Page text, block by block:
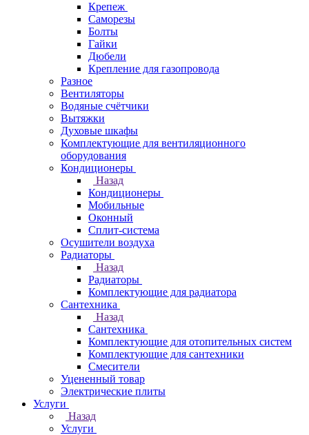
Крепеж
Саморезы
Болты
Гайки
Дюбели
Крепление для газопровода
Разное
Вентиляторы
Водяные счётчики
Вытяжки
Духовые шкафы
Комплектующие для вентиляционного
оборудования
Кондиционеры
Назад
Кондиционеры
Мобильные
Оконный
Сплит-система
Осушители воздуха
Радиаторы
Назад
Радиаторы
Комплектующие для радиатора
Сантехника
Назад
Сантехника
Комплектующие для отопительных систем
Комплектующие для сантехники
Смесители
Уцененный товар
Электрические плиты
Услуги
Назад
Услуги